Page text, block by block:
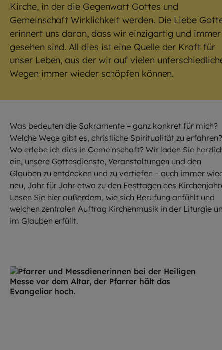
Kirche, in der die Gegenwart Gottes und
Gemeinschaft Wirklichkeit werden. Die Liebe
erinnert uns daran, dass wir einzigartig und immer
gesehen sind. All dies ist eine Quelle der Kraft für
unser Leben, aus der wir auf vielen
Wegen immer wieder schöpfen können.
Was bedeuten die Sakramente – ganz konkret für mich?
Welche Wege gibt es, christliche Spiritualität zu erfahren?
Wo erlebe ich dies in Gemeinschaft? Wir laden Sie
ein, unsere Gottesdienste, Veranstaltungen und den
Glauben zu entdecken und zu vertiefen – auch immer
neu, Jahr für Jahr etwa zu den Festtagen des
Lesen Sie hier außerdem, wie sich Berufung anfühlt und
welchen zentralen Auftrag Kirchenmusik in der Liturgie
im Glauben erfüllt.